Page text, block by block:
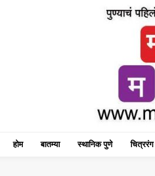
होम बातम्या स्थानिक पुणे चित्ररंग